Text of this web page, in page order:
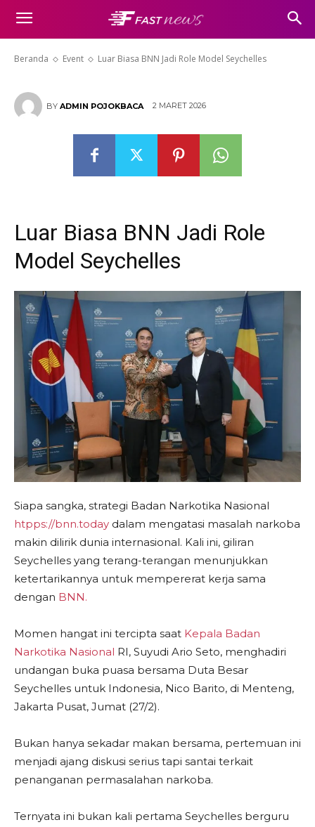
Beranda Event Luar Biasa BNN Jadi Role Model Seychelles
Luar Biasa BNN Jadi Role Model
Seychelles
BY ADMIN POJOKBACA 2 MARET 2026
Luar Biasa BNN Jadi Role
Model Seychelles
Siapa sangka, strategi Badan Narkotika Nasional
htpps://bnn.today dalam mengatasi masalah narkoba
makin dilirik dunia internasional. Kali ini, giliran
Seychelles yang terang-terangan menunjukkan
ketertarikannya untuk mempererat kerja sama
dengan BNN.
Momen hangat ini tercipta saat Kepala Badan
Narkotika Nasional RI, Suyudi Ario Seto, menghadiri
undangan buka puasa bersama Duta Besar
Seychelles untuk Indonesia, Nico Barito, di Menteng,
Jakarta Pusat, Jumat (27/2).
Bukan hanya sekadar makan bersama, pertemuan ini
menjadi ajang diskusi serius tapi santai terkait
penanganan permasalahan narkoba.
Ternyata ini bukan kali pertama Seychelles berguru